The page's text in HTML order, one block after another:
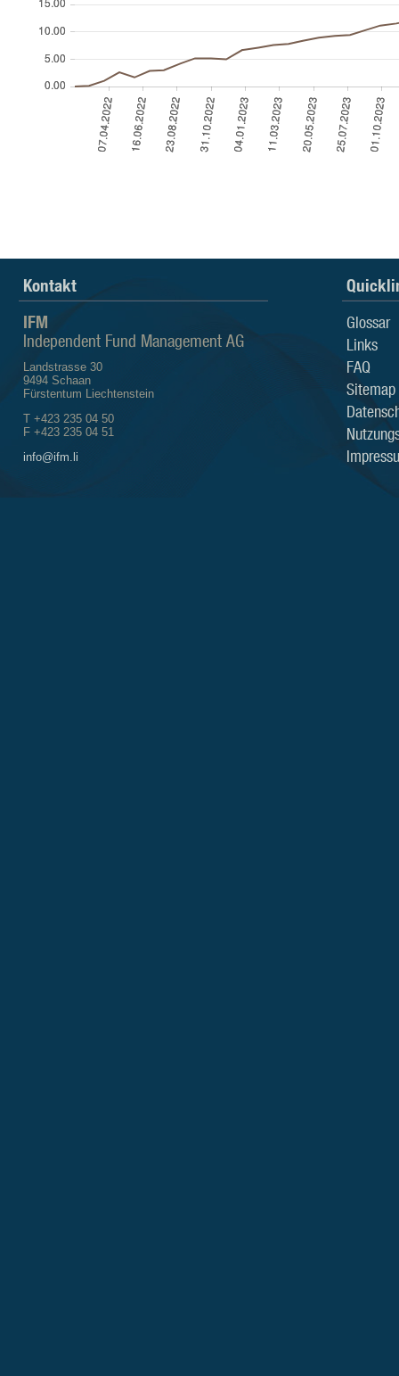
Kontakt
IFM
Independent Fund Management AG
Landstrasse 30
9494 Schaan
Fürstentum Liechtenstein
T +423 235 04 50
F +423 235 04 51
info@ifm.li
Glossar
Links
FAQ
Sitemap